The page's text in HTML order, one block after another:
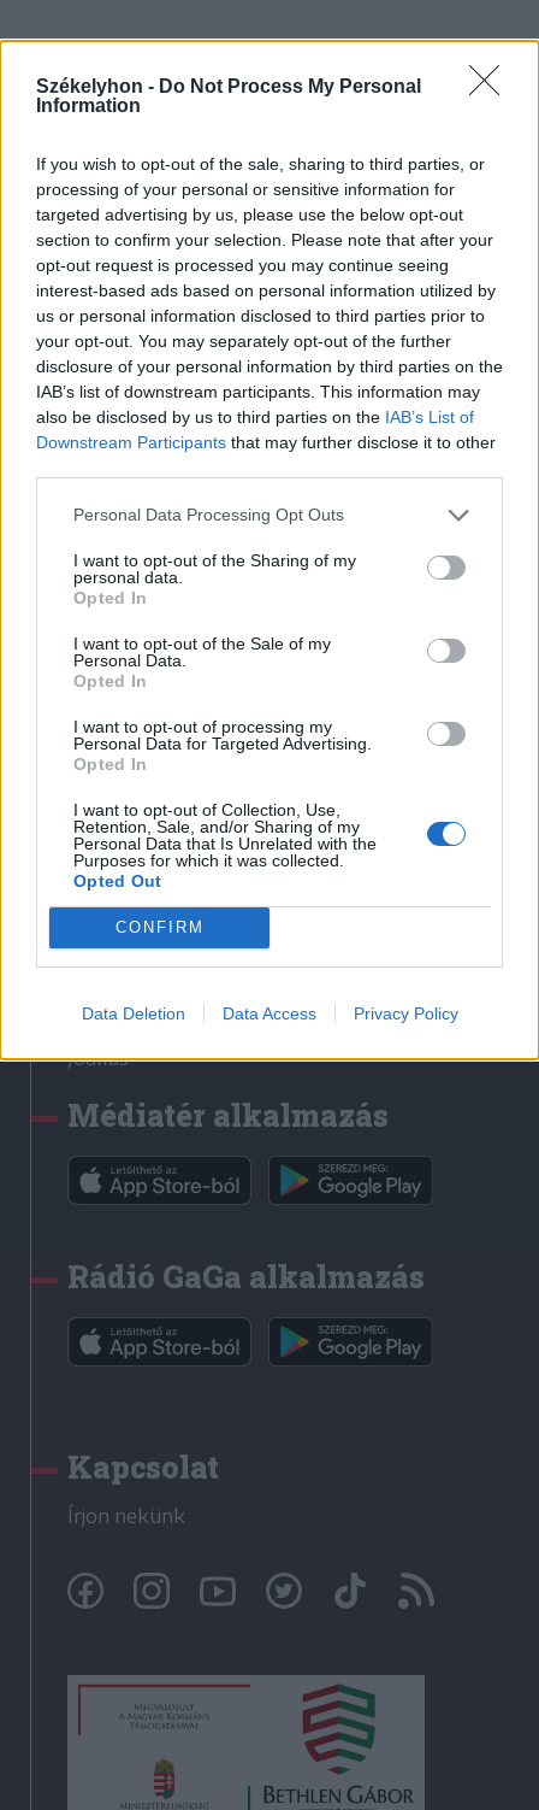
Székelyhon - Do Not Process My Personal
Information
If you wish to opt-out of the sale, sharing to third parties, or
processing of your personal or sensitive information for
targeted advertising by us, please use the below opt-out
section to confirm your selection. Please note that after your
opt-out request is processed you may continue seeing
interest-based ads based on personal information utilized by
us or personal information disclosed to third parties prior to
your opt-out. You may separately opt-out of the further
disclosure of your personal information by third parties on the
IAB’s list of downstream participants. This information may
also be disclosed by us to third parties on the IAB’s List of
Downstream Participants that may further disclose it to other
Personal Data Processing Opt Outs
I want to opt-out of the Sharing of my
personal data.
Opted In
I want to opt-out of the Sale of my
Personal Data.
Opted In
I want to opt-out of processing my
Personal Data for Targeted Advertising.
Opted In
I want to opt-out of Collection, Use,
Retention, Sale, and/or Sharing of my
Personal Data that Is Unrelated with the
Purposes for which it was collected.
Opted Out
CONFIRM
Data Deletion Data Access Privacy Policy
Hasznos
Impresszum
Szerzői jogok
Adatvédelmi tájékoztató
Cookie-kezelési tájékoztató
Hozzászólási szabályzat
Nyomtatott lapjaink archívuma
Székely Hírmondó archívuma
Sütibeállítások
Médiatér
Liget
Krónika
Bihari Napló
Erdélyi Napló
Főtér
Rádió GaGa
Jóállás
Médiatér alkalmazás
Rádió GaGa alkalmazás
Kapcsolat
Írjon nekünk